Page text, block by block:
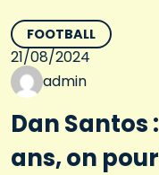
FOOTBALL
21/08/2024
admin
Dan Santos
ans, on